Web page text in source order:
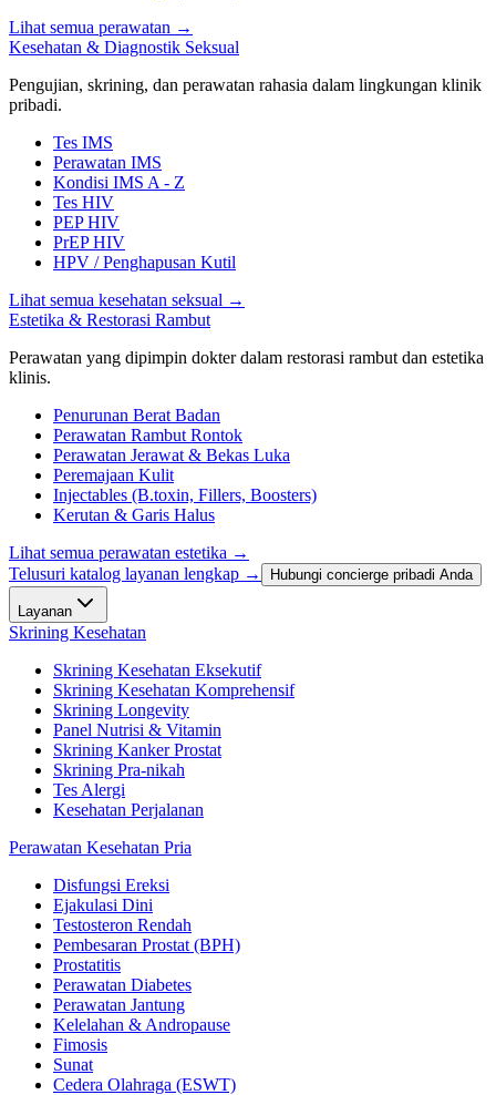
Lihat semua perawatan →
Kesehatan & Diagnostik Seksual
Pengujian, skrining, dan perawatan rahasia dalam lingkungan klinik
pribadi.
Tes IMS
Perawatan IMS
Kondisi IMS A - Z
Tes HIV
PEP HIV
PrEP HIV
HPV / Penghapusan Kutil
Lihat semua kesehatan seksual →
Estetika & Restorasi Rambut
Perawatan yang dipimpin dokter dalam restorasi rambut dan estetika
klinis.
Penurunan Berat Badan
Perawatan Rambut Rontok
Perawatan Jerawat & Bekas Luka
Peremajaan Kulit
Injectables (B.toxin, Fillers, Boosters)
Kerutan & Garis Halus
Lihat semua perawatan estetika →
Telusuri katalog layanan lengkap →
Hubungi concierge pribadi Anda
Layanan
Skrining Kesehatan
Skrining Kesehatan Eksekutif
Skrining Kesehatan Komprehensif
Skrining Longevity
Panel Nutrisi & Vitamin
Skrining Kanker Prostat
Skrining Pra-nikah
Tes Alergi
Kesehatan Perjalanan
Perawatan Kesehatan Pria
Disfungsi Ereksi
Ejakulasi Dini
Testosteron Rendah
Pembesaran Prostat (BPH)
Prostatitis
Perawatan Diabetes
Perawatan Jantung
Kelelahan & Andropause
Fimosis
Sunat
Cedera Olahraga (ESWT)